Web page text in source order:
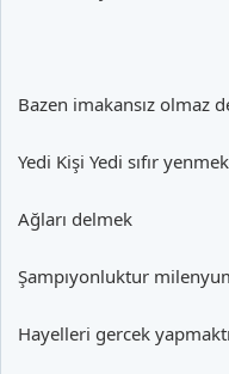
Bazen imakansız olmaz
Yedi Kişi Yedi sıfır yenmek
Ağları delmek
Şampıyonluktur
Hayelleri gercek